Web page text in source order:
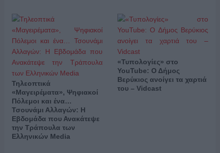
Τηλεοπτικά
«Μαγειρέματα», Ψηφιακοί
Πόλεμοι και ένα…
Τσουνάμι Αλλαγών: Η
Εβδομάδα που Ανακάτεψε
την Τράπουλα των
Ελληνικών Media
«Τυπολογίες» στο
YouTube: Ο Δήμος
Βερύκιος ανοίγει τα χαρτιά
του – Vidcast